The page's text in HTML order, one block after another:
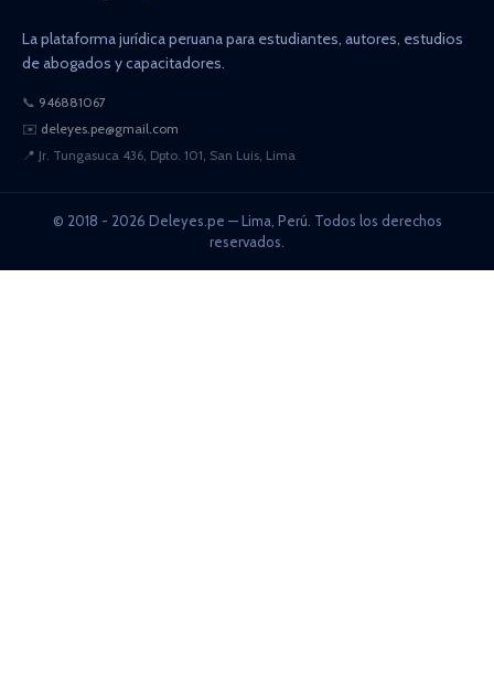
La plataforma jurídica peruana para estudiantes, autores, estudios
de abogados y capacitadores.
📞 946881067
✉️ deleyes.pe@gmail.com
📍 Jr. Tungasuca 436, Dpto. 101, San Luis, Lima
© 2018 - 2026 Deleyes.pe — Lima, Perú. Todos los derechos
reservados.